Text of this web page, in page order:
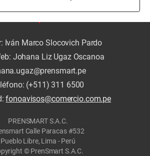
Iván Marco Slocovich Pardo
Johana Liz Ugaz Oscanoa
(+511) 311 6500
fonoavisos@comercio.com.pe
PRENSMART S.A.C.
Calle Paracas #532
Pueblo Libre, Lima - Perú
© PrenSmart S.A.C.